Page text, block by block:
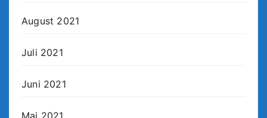
August 2021
Juli 2021
Juni 2021
Mai 2021